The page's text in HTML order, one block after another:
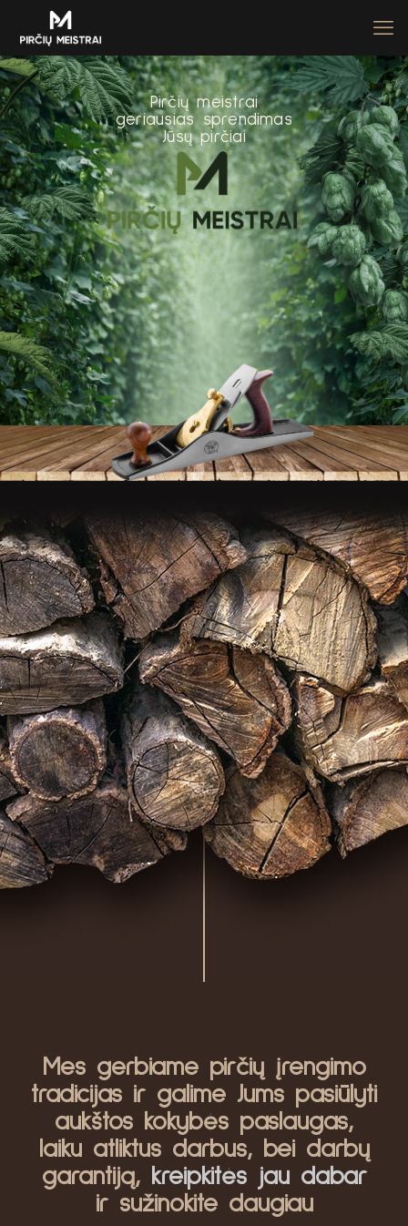
Pirčių meistrai
geriausias sprendimas
Jūsų pirčiai
Mes gerbiame pirčių įrengimo
tradicijas ir galime Jums pasiūlyti
aukštos kokybės paslaugas,
laiku atliktus darbus, bei darbų
garantiją, kreipkitės jau dabar
ir sužinokite daugiau